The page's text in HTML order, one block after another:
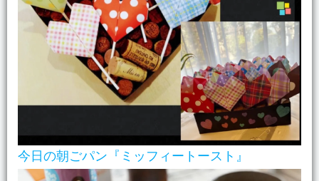
今日の朝ごパン『ミッフィートースト』